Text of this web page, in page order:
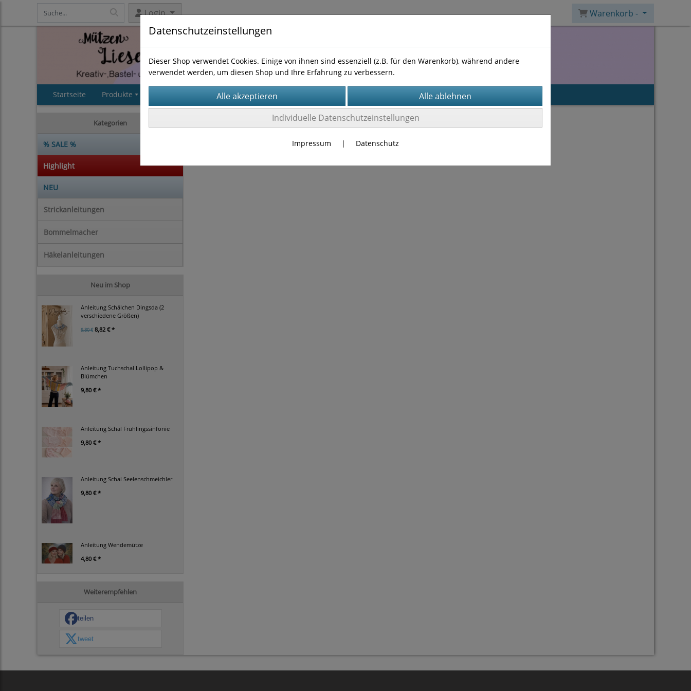
Login Warenkorb -
Startseite Produkte Impressum Kontakt
Kategorien
% SALE %
Highlight
NEU
Strickanleitungen
Bommelmacher
Häkelanleitungen
Neu im Shop
Anleitung Schälchen Dingsda (2
verschiedene Größen)
9,80 € 8,82 € *
Anleitung Tuchschal Lollipop &
Blümchen
9,80 € *
Anleitung Schal Frühlingssinfonie
9,80 € *
Anleitung Schal Seelenschmeichler
9,80 € *
Anleitung Wendemütze
4,80 € *
Weiterempfehlen
teilen
tweet
Es wurden leider keine Produkte gefunden.
Datenschutzeinstellungen
Dieser Shop verwendet Cookies. Einige von ihnen sind essenziell (z.B. für den Warenkorb), während andere
verwendet werden, um diesen Shop und Ihre Erfahrung zu verbessern.
Individuelle Datenschutzeinstellungen
Impressum | Datenschutz